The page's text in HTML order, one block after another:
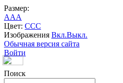
Размер:
AAA
Цвет: CCC
Изображения Вкл.Выкл.
Обычная версия сайта
Войти
Поиск